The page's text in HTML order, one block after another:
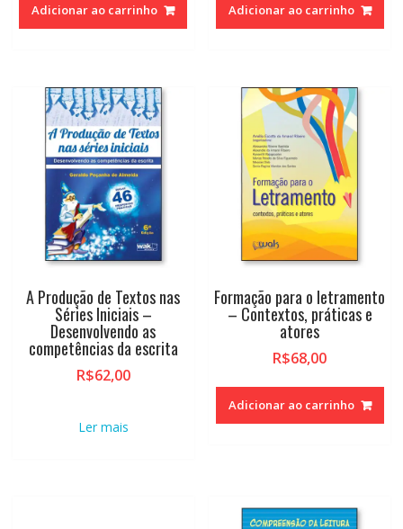
Adicionar ao carrinho Adicionar ao carrinho
A Produção de Textos nas
Séries Iniciais –
Desenvolvendo as
competências da escrita
R$62,00
Ler mais
Formação para o letramento
– Contextos, práticas e
atores
R$68,00
Adicionar ao carrinho